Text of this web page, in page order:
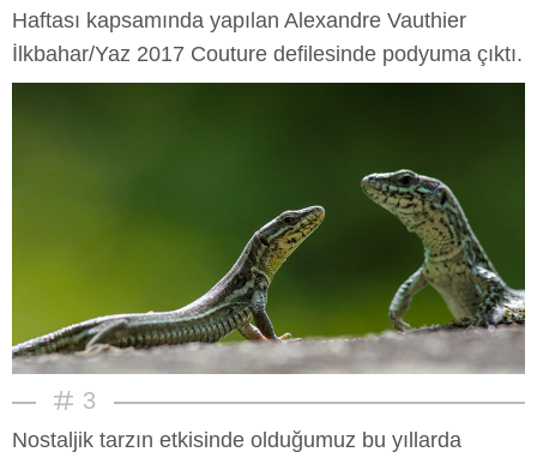
Haftası kapsamında yapılan Alexandre Vauthier
İlkbahar/Yaz 2017 Couture defilesinde podyuma çıktı.
3
Nostaljik tarzın etkisinde olduğumuz bu yıllarda